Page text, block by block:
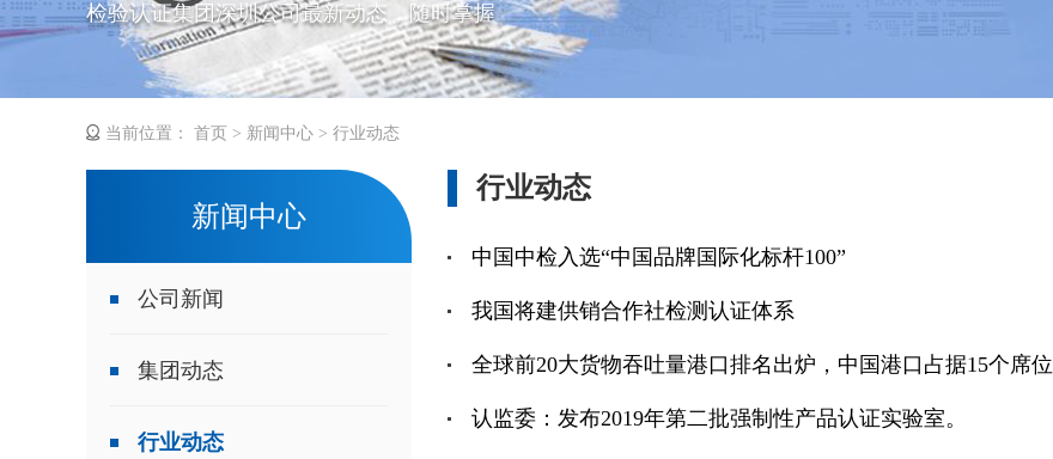
检验认证集团深圳公司最新动态，随时掌握
当前位置： 首页 > 新闻中心 > 行业动态
新闻中心
公司新闻
集团动态
行业动态
行业动态
中国中检入选“中国品牌国际化标杆100”
我国将建供销合作社检测认证体系
全球前20大货物吞吐量港口排名出炉，中国港口占据15个席位
认监委：发布2019年第二批强制性产品认证实验室。